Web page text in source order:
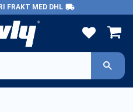
FRAKT MED DHL local_shipping